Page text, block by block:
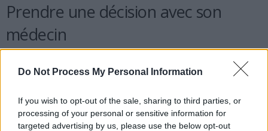
Do Not Process My Personal Information
If you wish to opt-out of the sale, sharing to third parties, or
processing of your personal or sensitive information for
targeted advertising by us, please use the below opt-out
Prendre une décision avec son
médecin
indispensables en cas d’hypercholestérolémie familiale,
Ces médicaments peuvent réduire le LDL de 15 à 30 % et diminuer
d’environ 25 à 30 % le risque d’événements cardiovasculaires